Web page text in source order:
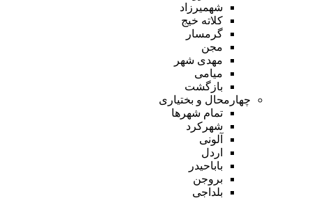
شهمیرزاد
کلاته خیج
گرمسار
مجن
مهدی شهر
میامی
بازگشت
چهارمحال و بختیاری
تمام شهر‌ها
شهرکرد
آلونی
اردل
باباحیدر
بروجن
بلداجی